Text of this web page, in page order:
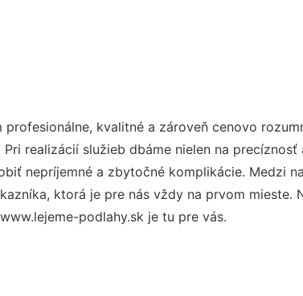
profesionálne, kvalitné a zároveň cenovo
realizácií služieb dbáme nielen na
nepríjemné a zbytočné komplikácie. Medzi
ktorá je pre nás vždy na prvom
podlahy.sk je tu pre vás.